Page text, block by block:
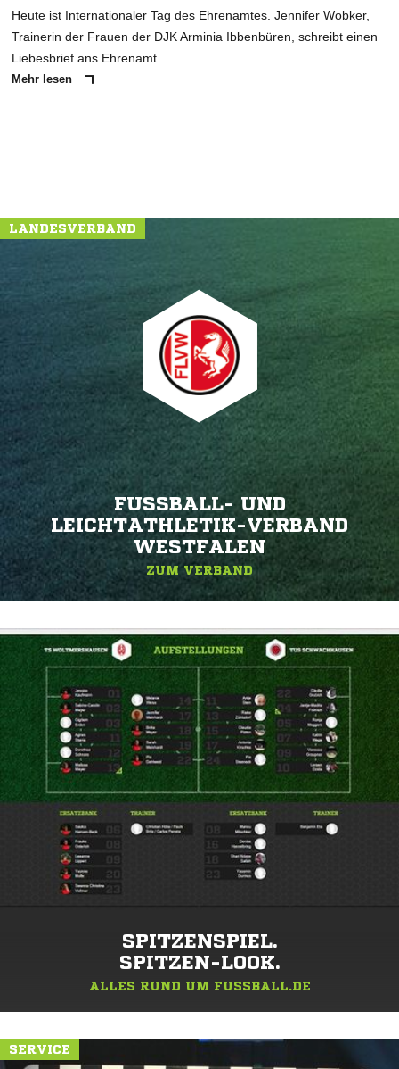
Heute ist Internationaler Tag des Ehrenamtes. Jennifer Wobker,
Trainerin der Frauen der DJK Arminia Ibbenbüren, schreibt einen
Liebesbrief ans Ehrenamt.
Mehr lesen
LANDESVERBAND
FUSSBALL- UND L
EICHTATHLETIK-VERBAND W
ESTFALEN
ZUM VERBAND
SPITZENSPIEL.
SPITZEN-LOOK.
ALLES RUND UM FUSSBALL.DE
SERVICE